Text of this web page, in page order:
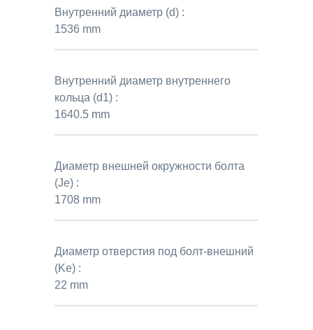
Внутренний диаметр (d) :
1536 mm
Внутренний диаметр внутреннего
кольца (d1) :
1640.5 mm
Диаметр внешней окружности болта
(Je) :
1708 mm
Диаметр отверстия под болт-внешний
(Ke) :
22 mm